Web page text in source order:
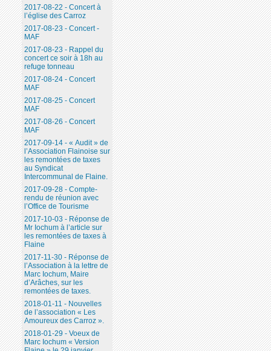
2017-08-22 - Concert à
l’église des Carroz
2017-08-23 - Concert -
MAF
2017-08-23 - Rappel du
concert ce soir à 18h au
refuge tonneau
2017-08-24 - Concert
MAF
2017-08-25 - Concert
MAF
2017-08-26 - Concert
MAF
2017-09-14 - « Audit » de
l’Association Flainoise sur
les remontées de taxes
au Syndicat
Intercommunal de Flaine.
2017-09-28 - Compte-
rendu de réunion avec
l’Office de Tourisme
2017-10-03 - Réponse de
Mr Iochum à l’article sur
les remontées de taxes à
Flaine
2017-11-30 - Réponse de
l’Association à la lettre de
Marc Iochum, Maire
d’Arâches, sur les
remontées de taxes.
2018-01-11 - Nouvelles
de l’association « Les
Amoureux des Carroz ».
2018-01-29 - Voeux de
Marc Iochum « Version